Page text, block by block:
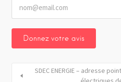
SDEC ENERGIE – adresse